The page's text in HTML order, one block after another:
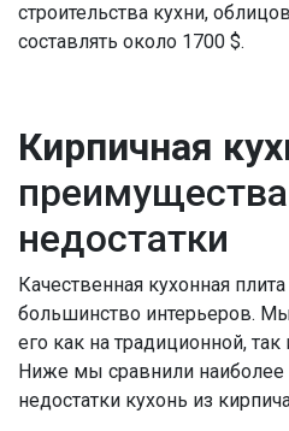
строительства кухни,
составлять около 1700 $.
Кирпичная
недостатки
Качественная кухонная
большинство интерьеров.
его как на традиционной,
Ниже мы сравнили
недостатки кухонь из